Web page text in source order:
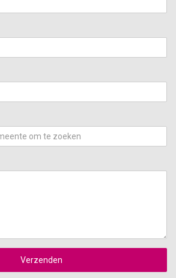
Verzenden